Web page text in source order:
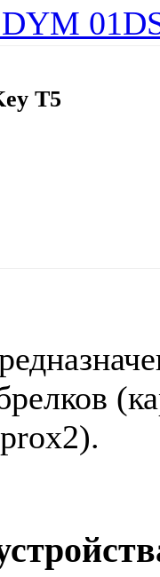
01
T5